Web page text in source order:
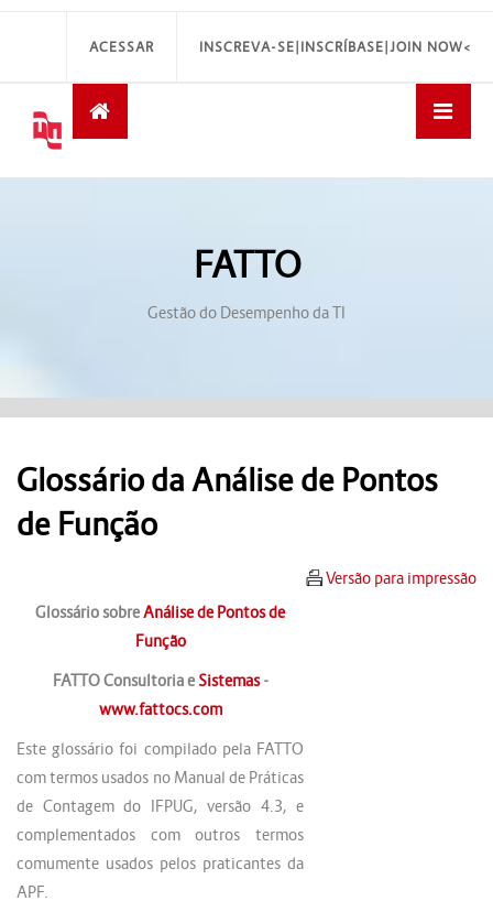
INSCREVA-SE|INSCRÍBASE|JOIN NOW<
ACESSAR
FATTO
Gestão do Desempenho da TI
Glossário da Análise de Pontos
de Função
Versão para impressão
Glossário sobreAnálise de Pontos de
Função
FATTO Consultoria e Sistemas-
www.fattocs.com
Este glossário foi compilado pela FATTO
com termos usados no Manual de Práticas
de Contagem do IFPUG, versão 4.3, e
complementados com outros termos
comumente usados pelos praticantes da
APF.